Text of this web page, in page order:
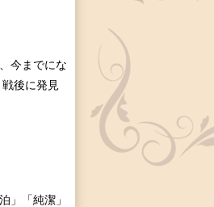
今までにな
後に発見
」「純潔」